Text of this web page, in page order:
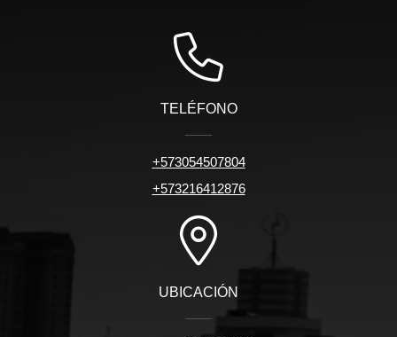
TELÉFONO
+573054507804
+573216412876
UBICACIÓN